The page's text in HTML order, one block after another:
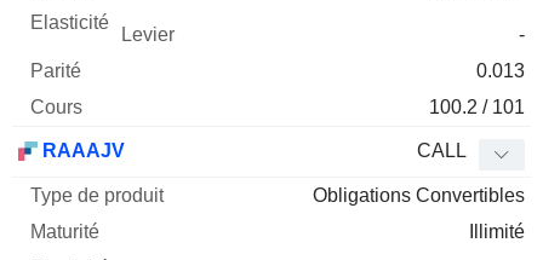
-
0.013
100.2 / 101
RAAAJV CALL
Obligations Convertibles
Illimité